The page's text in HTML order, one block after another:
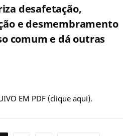
desafetação,
e desmembramento
comum e dá outras
EM PDF (clique aqui).